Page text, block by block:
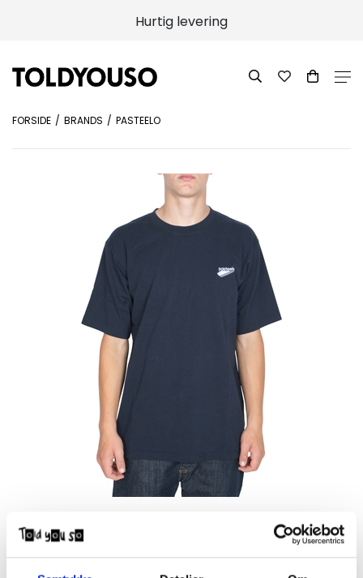
Hurtig levering
FORSIDE BRANDS PASTEELO
Pasteelo T-shirt Emb O.G. s/s Navy
DKK 400,00